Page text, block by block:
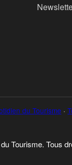
du Tourisme ·
Tourisme. Tous